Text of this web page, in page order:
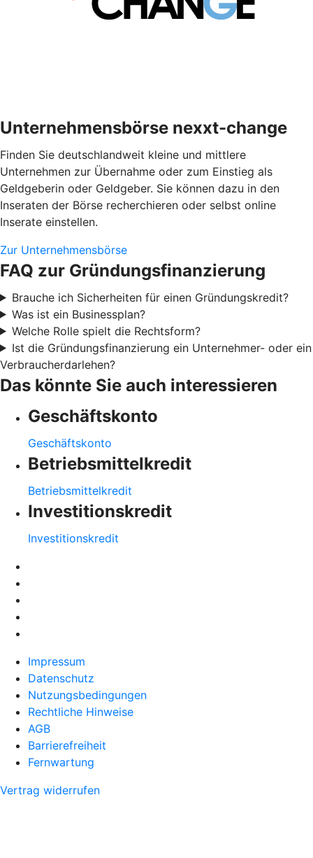
Unternehmensbörse nexxt-change
Finden Sie deutschlandweit kleine und mittlere
Unternehmen zur Übernahme oder zum Einstieg als
Geldgeberin oder Geldgeber. Sie können dazu in den
Inseraten der Börse recherchieren oder selbst online
Inserate einstellen.
Zur Unternehmensbörse
FAQ zur Gründungsfinanzierung
Brauche ich Sicherheiten für einen Gründungskredit?
Was ist ein Businessplan?
Welche Rolle spielt die Rechtsform?
Ist die Gründungsfinanzierung ein Unternehmer- oder ein
Verbraucherdarlehen?
Das könnte Sie auch interessieren
Geschäftskonto
Geschäftskonto
Betriebsmittelkredit
Betriebsmittelkredit
Investitionskredit
Investitionskredit
Impressum
Datenschutz
Nutzungsbedingungen
Rechtliche Hinweise
AGB
Barrierefreiheit
Fernwartung
Vertrag widerrufen